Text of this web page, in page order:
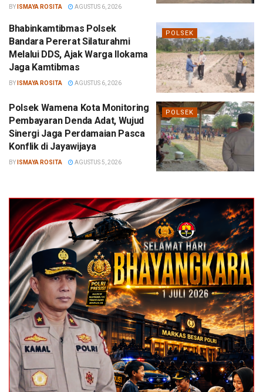
BY ISMAYA ROSITA AGUSTUS 6, 2026
POLSEK
Bhabinkamtibmas Polsek
Bandara Pererat Silaturahmi
Melalui DDS, Ajak Warga Ilokama
Jaga Kamtibmas
BY ISMAYA ROSITA AGUSTUS 6, 2026
POLSEK
Polsek Wamena Kota Monitoring
Pembayaran Denda Adat, Wujud
Sinergi Jaga Perdamaian Pasca
Konflik di Jayawijaya
BY ISMAYA ROSITA AGUSTUS 5, 2026